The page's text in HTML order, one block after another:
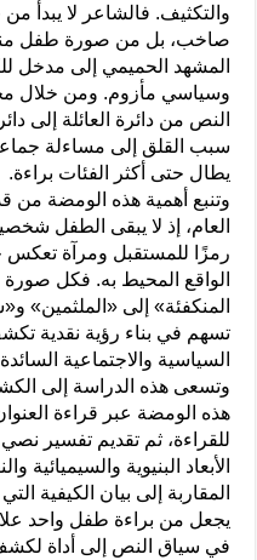
والتكثيف. فالشاعر لا يبدأ
صاخب، بل من صورة طفل
المشهد الحميمي إلى مدخل
وسياسي مأزوم. ومن خلال
النص من دائرة العائلة إلى
سبب القلق إلى مساءلة
يطال حتى أكثر الفئات براءة.
وتنبع أهمية هذه الومضة من
العام، إذ لا يبقى الطفل
رمزًا للمستقبل ومرآة
الواقع المحيط به. فكل
المنكفئة» إلى «الملثمين»
تسهم في بناء رؤية نقدية
السياسية والاجتماعية
وتسعى هذه الدراسة إلى
هذه الومضة عبر قراءة
للقراءة، ثم تقديم تفسير نصي
الأبعاد البنيوية
المقاربة إلى بيان الكيفية
يجعل من براءة طفل واحد
في سياق النص إلى أداة